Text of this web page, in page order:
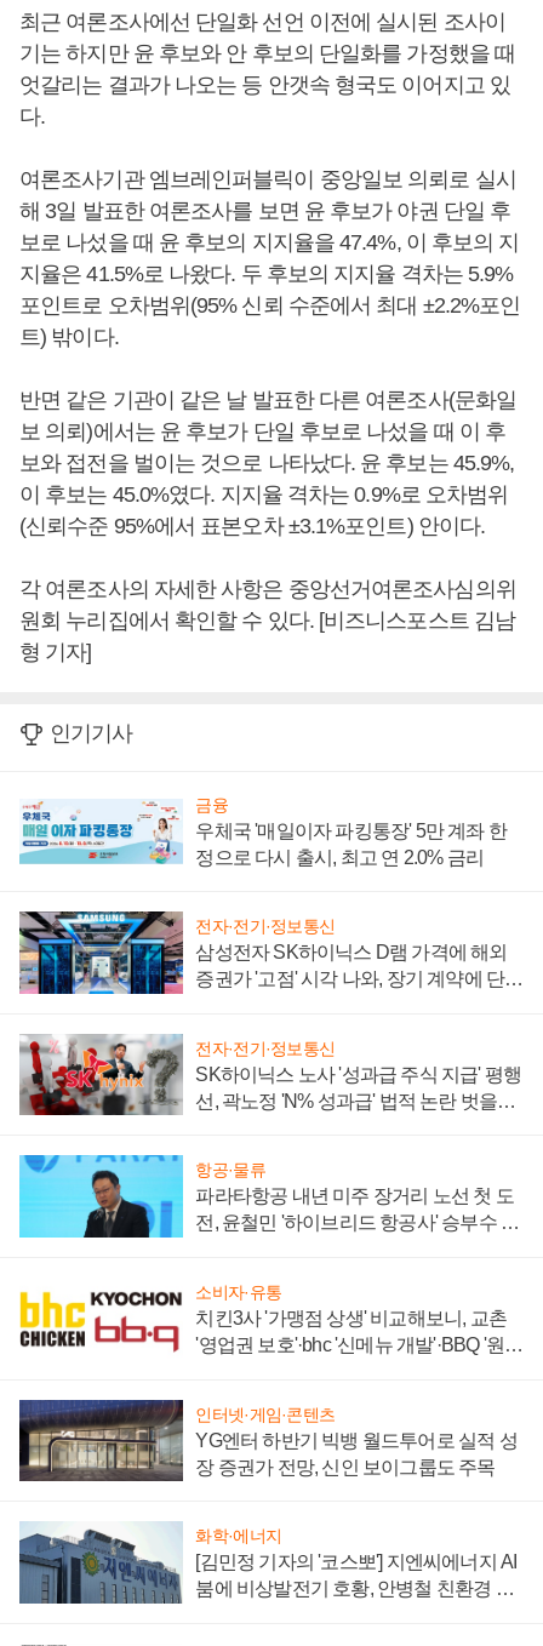
최근 여론조사에선 단일화 선언 이전에 실시된 조사이
기는 하지만 윤 후보와 안 후보의 단일화를 가정했을 때
엇갈리는 결과가 나오는 등 안갯속 형국도 이어지고 있
다.
여론조사기관 엠브레인퍼블릭이 중앙일보 의뢰로 실시
해 3일 발표한 여론조사를 보면 윤 후보가 야권 단일 후
보로 나섰을 때 윤 후보의 지지율을 47.4%, 이 후보의 지
지율은 41.5%로 나왔다. 두 후보의 지지율 격차는 5.9%
포인트로 오차범위(95% 신뢰 수준에서 최대 ±2.2%포인
트) 밖이다.
반면 같은 기관이 같은 날 발표한 다른 여론조사(문화일
보 의뢰)에서는 윤 후보가 단일 후보로 나섰을 때 이 후
보와 접전을 벌이는 것으로 나타났다. 윤 후보는 45.9%,
이 후보는 45.0%였다. 지지율 격차는 0.9%로 오차범위
(신뢰수준 95%에서 표본오차 ±3.1%포인트) 안이다.
각 여론조사의 자세한 사항은 중앙선거여론조사심의위
원회 누리집에서 확인할 수 있다. [비즈니스포스트 김남
형 기자]
인기기사
금융
우체국 '매일이자 파킹통장' 5만 계좌 한
정으로 다시 출시, 최고 연 2.0% 금리
전자·전기·정보통신
삼성전자 SK하이닉스 D램 가격에 해외
증권가 '고점' 시각 나와, 장기 계약에 단점
전자·전기·정보통신
SK하이닉스 노사 '성과급 주식 지급' 평행
선, 곽노정 'N% 성과급' 법적 논란 벗을지
항공·물류
파라타항공 내년 미주 장거리 노선 첫 도
전, 윤철민 '하이브리드 항공사' 승부수 통
소비자·유통
치킨3사 '가맹점 상생' 비교해보니, 교촌
'영업권 보호'·bhc '신메뉴 개발'·BBQ '원가
인터넷·게임·콘텐츠
YG엔터 하반기 빅뱅 월드투어로 실적 성
장 증권가 전망, 신인 보이그룹도 주목
화학·에너지
[김민정 기자의 '코스뽀'] 지엔씨에너지 AI
붐에 비상발전기 호황, 안병철 친환경 에